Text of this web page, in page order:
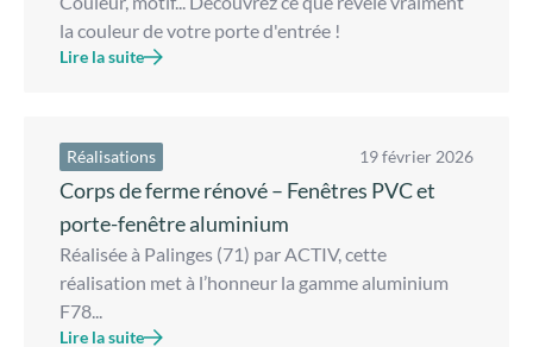
la couleur de votre porte d'entrée !
Lire la suite
Réalisations 19 février 2026
Corps de ferme rénové – Fenêtres PVC et
porte-fenêtre aluminium
Réalisée à Palinges (71) par ACTIV, cette
réalisation met à l’honneur la gamme aluminium
F78...
Lire la suite